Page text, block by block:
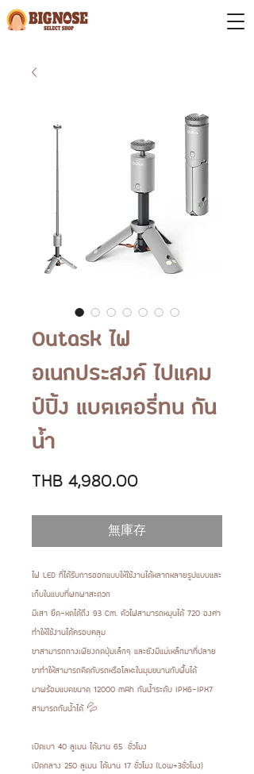
Outask ไฟ
อเนกประสงค์ ไปแคม
ป์ปิ้ง แบตเตอรี่ทน กัน
น้ำ
THB 4,980.00價
格
無庫存
ไฟ LED ที่ได้รับการออกแบบให้ใช้งานได้หลากหลายรูปแบบและ
เก็บในแบบที่พกพาสะดวก
มีเสา ยืด-หดได้ถึง 93 Cm. ตัวไฟสามารถหมุนได้ 720 องศา
ทำให้ใช้งานได้ครอบคลุม
ขาสามารถกางเพียงกดปุ่มเล็กๆ และยังมีแม่เหล็กมาที่ปลาย
ขาทำให้สามารถติดกับรถหรือโลหะในมุมขนานกับพื้นได้
มาพร้อมแบตขนาด 12000 mAh กันน้ำระดับ IPX6-IPX7
สามารถกันน้ำได้ 💦
เปิดเบา 40 ลูเมน ได้นาน 65 ชั่วโมง
เปิดกลาง 250 ลูเมน ได้นาน 17 ชั่วโมง (Low+3ชั่วโมง)